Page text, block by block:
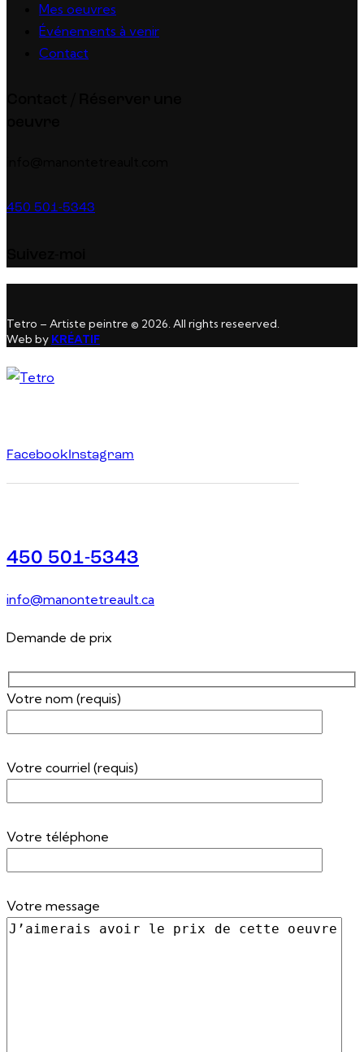
Mes oeuvres
Événements à venir
Contact
450 501-5343
Tetro – Artiste peintre © 2026. All rights reseerved.
Web by KRÉATIF
FacebookInstagram
450 501-5343
info@manontetreault.ca
Demande de prix
Votre nom (requis)
Votre courriel (requis)
Votre téléphone
Votre message